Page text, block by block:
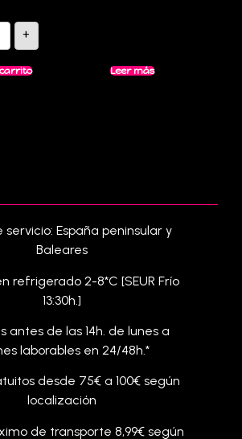
+
Leer más
servicio: España peninsular y
Baleares
refrigerado 2-8*C [SEUR Frío
13:30h.]
antes de las 14h. de lunes a
laborables en 24/48h.*
desde 75€ a 100€ según
localización
de transporte 8,99€ según